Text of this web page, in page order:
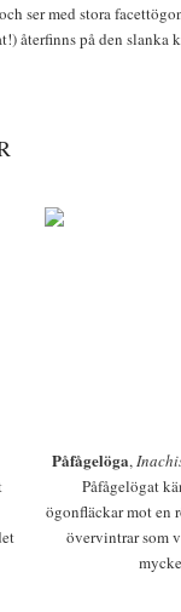
ser med stora
återfinns på den
Påfågelöga,
Påfågelögat
ögonfläckar mot en
övervintrar som